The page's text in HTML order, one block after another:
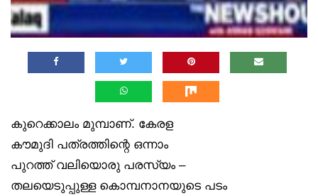
കുറെക്കാലം മുമ്പാണ്. കേരള
കൗമുദി പത്രത്തിന്റെ ഒന്നാം
പുറത്ത് വലിയൊരു പരസ്യം –
തലയെടുപ്പുള്ള കൊമ്പനാനയുടെ പടം